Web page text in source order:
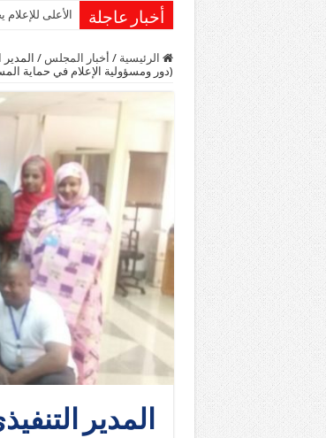
أخبار عاجلة الأعلى للإعلام
الرئيسية / أخبار المجلس /
(دور ومسؤولية الإعلام في حماية
المدير